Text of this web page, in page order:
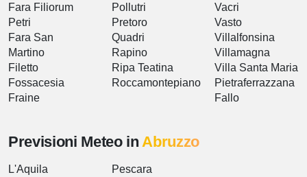
Fara Filiorum
Petri
Fara San
Martino
Filetto
Fossacesia
Fraine
Pollutri
Pretoro
Quadri
Rapino
Ripa Teatina
Roccamontepiano
Vacri
Vasto
Villalfonsina
Villamagna
Villa Santa Maria
Pietraferrazzana
Fallo
Previsioni Meteo in Abruzzo
L'Aquila
Pescara